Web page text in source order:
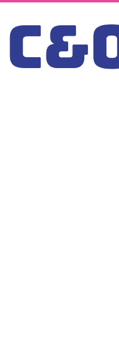
Skip to content